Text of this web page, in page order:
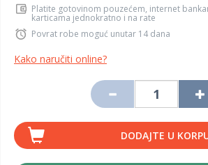
Platite gotovinom pouzećem, internet
karticama jednokratno i na rate
Povrat robe moguć unutar 14 dana
Kako naručiti online?
DODAJTE U